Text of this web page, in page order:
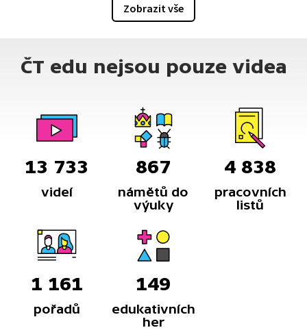
Zobrazit vše
ČT edu nejsou pouze videa
13 733
videí
867
námětů do
výuky
4 838
pracovních
listů
1 161
pořadů
149
edukativních
her